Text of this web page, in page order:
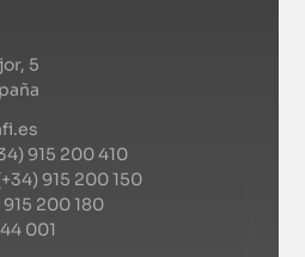
5
915 200 410
915 200 150
200 180
001